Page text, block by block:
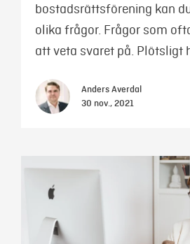
bostadsrättsförening kan
olika frågor. Frågor som
att veta svaret på. Plötsligt
Anders Averdal
30 nov., 2021